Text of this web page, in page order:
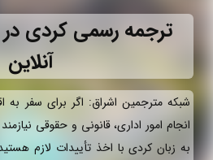
ترجمه رسمی کردی
آنلاین
شبکه مترجمین اشراق: اگر برای سفر به
انجام امور اداری، قانونی و حقوقی
به زبان کردی با اخذ تأییدات لازم